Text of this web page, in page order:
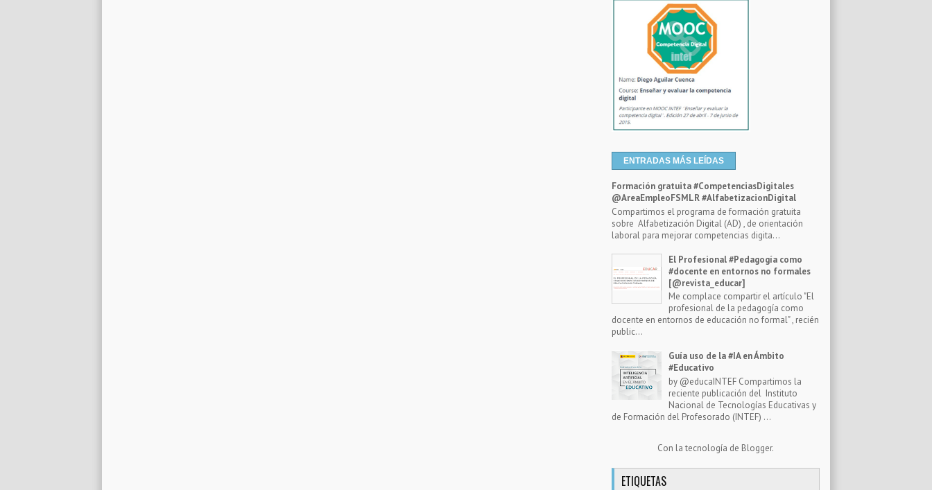
ENTRADAS MÁS LEÍDAS
Formación gratuita #CompetenciasDigitales
@AreaEmpleoFSMLR #AlfabetizacionDigital
Compartimos el programa de formación gratuita
sobre Alfabetización Digital (AD) , de orientación
laboral para mejorar competencias digita...
El Profesional #Pedagogía como
#docente en entornos no formales
[@revista_educar]
Me complace compartir el artículo "El
profesional de la pedagogía como
docente en entornos de educación no formal" , recién
public...
Guía uso de la #IA en Ámbito
#Educativo
by @educaINTEF Compartimos la
reciente publicación del Instituto
Nacional de Tecnologías Educativas y
de Formación del Profesorado (INTEF) ...
Con la tecnología de Blogger.
ETIQUETAS